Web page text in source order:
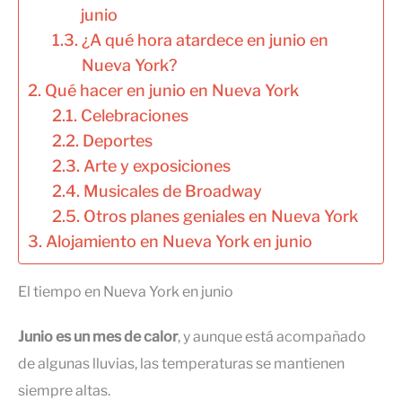
junio
¿A qué hora atardece en junio en
Nueva York?
Qué hacer en junio en Nueva York
Celebraciones
Deportes
Arte y exposiciones
Musicales de Broadway
Otros planes geniales en Nueva York
Alojamiento en Nueva York en junio
El tiempo en Nueva York en junio
Junio es un mes de calor, y aunque está acompañado
de algunas lluvias, las temperaturas se mantienen
siempre altas.